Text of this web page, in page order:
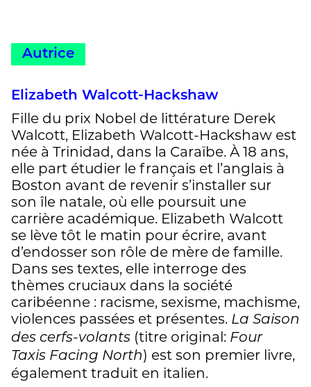
Autrice
Elizabeth Walcott-Hackshaw
Fille du prix Nobel de littérature Derek
Walcott, Elizabeth Walcott-Hackshaw est
née à Trinidad, dans la Caraïbe. À 18 ans,
elle part étudier le français et l’anglais à
Boston avant de revenir s’installer sur
son île natale, où elle poursuit une
carrière académique. Elizabeth Walcott
se lève tôt le matin pour écrire, avant
d’endosser son rôle de mère de famille.
Dans ses textes, elle interroge des
thèmes cruciaux dans la société
caribéenne : racisme, sexisme, machisme,
violences passées et présentes. La Saison
des cerfs-volants (titre original: Four
Taxis Facing North) est son premier livre,
également traduit en italien.